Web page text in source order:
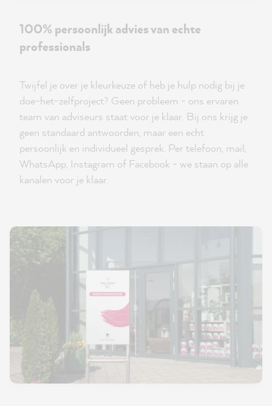
100% persoonlijk advies van echte
professionals
Twijfel je over je kleurkeuze of heb je hulp nodig bij je
doe-het-zelfproject? Geen probleem - ons ervaren
team van adviseurs staat voor je klaar. Bij ons krijg je
geen standaard antwoorden, maar een echt
persoonlijk en individueel gesprek. Per telefoon, mail,
WhatsApp, Instagram of Facebook - we staan op alle
kanalen voor je klaar.